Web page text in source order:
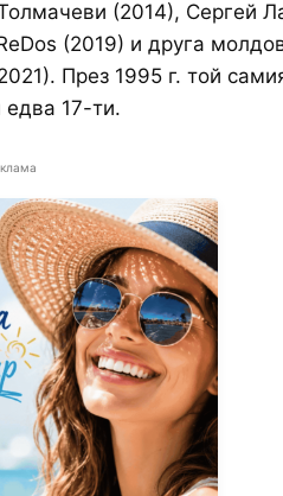
(2014), Сергей
(2019) и друга
През 1995 г. той
17-ти.